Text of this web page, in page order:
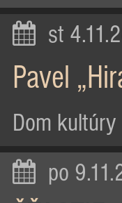
st
Pavel
Dom kultúry
po